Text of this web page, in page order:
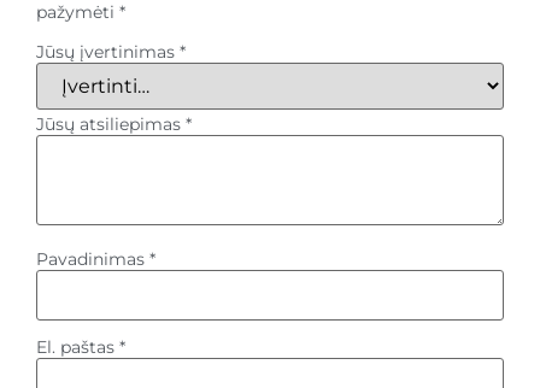
pažymėti *
Jūsų įvertinimas *
Jūsų atsiliepimas *
Pavadinimas *
El. paštas *